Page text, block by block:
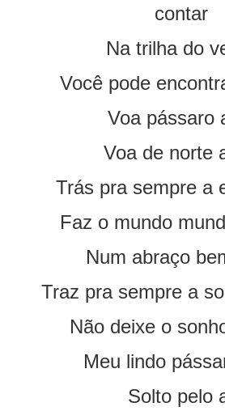
contar
Na trilha do
Você pode
Voa pássaro
Voa de norte
Trás pra sempre a
Faz o mundo
Num abraço
Traz pra sempre a
Não deixe o
Meu lindo
Solto pelo